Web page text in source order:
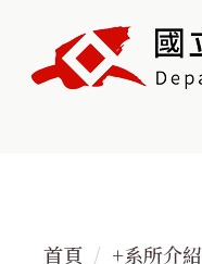
首頁 +系所介紹